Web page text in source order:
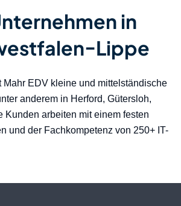
in
Lippe
EDV kleine und mittelständische
anderem in Herford, Gütersloh,
Kunden arbeiten mit einem festen
und der Fachkompetenz von 250+ IT-